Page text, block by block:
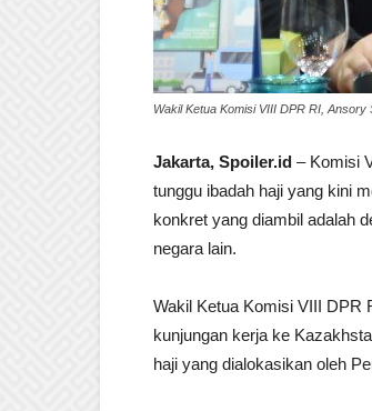
Wakil Ketua Komisi VIII DPR RI,
Jakarta, Spoiler.id – Komisi
tunggu ibadah haji yang kini
konkret yang diambil adalah
negara lain.
Wakil Ketua Komisi VIII DPR
kunjungan kerja ke
haji yang dialokasikan oleh